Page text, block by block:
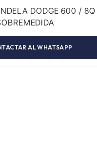
DODGE 600 / 8Q
AL WHATSAPP